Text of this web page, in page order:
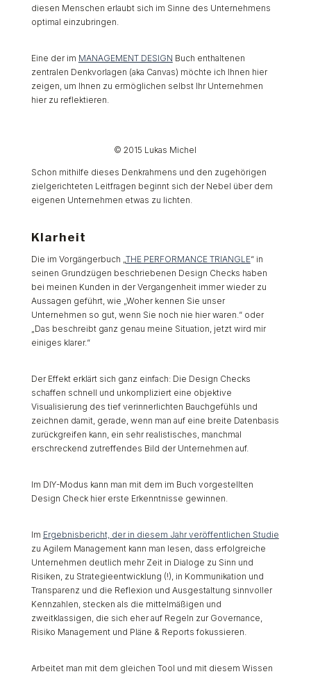
diesen Menschen erlaubt sich im Sinne des Unternehmens
optimal einzubringen.
Eine der im MANAGEMENT DESIGN Buch enthaltenen
zentralen Denkvorlagen (aka Canvas) möchte ich Ihnen hier
zeigen, um Ihnen zu ermöglichen selbst Ihr Unternehmen
hier zu reflektieren.
© 2015 Lukas Michel
Schon mithilfe dieses Denkrahmens und den zugehörigen
zielgerichteten Leitfragen beginnt sich der Nebel über dem
eigenen Unternehmen etwas zu lichten.
Klarheit
Die im Vorgängerbuch „ THE PERFORMANCE TRIANGLE“ in
seinen Grundzügen beschriebenen Design Checks haben
bei meinen Kunden in der Vergangenheit immer wieder zu
Aussagen geführt, wie „Woher kennen Sie unser
Unternehmen so gut, wenn Sie noch nie hier waren.“ oder
„Das beschreibt ganz genau meine Situation, jetzt wird mir
einiges klarer.“
Der Effekt erklärt sich ganz einfach: Die Design Checks
schaffen schnell und unkompliziert eine objektive
Visualisierung des tief verinnerlichten Bauchgefühls und
zeichnen damit, gerade, wenn man auf eine breite Datenbasis
zurückgreifen kann, ein sehr realistisches, manchmal
erschreckend zutreffendes Bild der Unternehmen auf.
Im DIY-Modus kann man mit dem im Buch vorgestellten
Design Check hier erste Erkenntnisse gewinnen.
Im Ergebnisbericht, der in diesem Jahr veröffentlichen Studie
zu Agilem Management kann man lesen, dass erfolgreiche
Unternehmen deutlich mehr Zeit in Dialoge zu Sinn und
Risiken, zu Strategieentwicklung (!), in Kommunikation und
Transparenz und die Reflexion und Ausgestaltung sinnvoller
Kennzahlen, stecken als die mittelmäßigen und
zweitklassigen, die sich eher auf Regeln zur Governance,
Risiko Management und Pläne & Reports fokussieren.
Arbeitet man mit dem gleichen Tool und mit diesem Wissen